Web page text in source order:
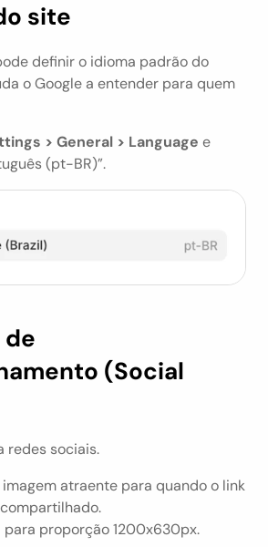
site
definir o idioma padrão do
o Google a entender para quem
> General > Language e
(pt-BR)”.
de
(Social
redes sociais.
atraente para quando o link
para proporção 1200x630px.